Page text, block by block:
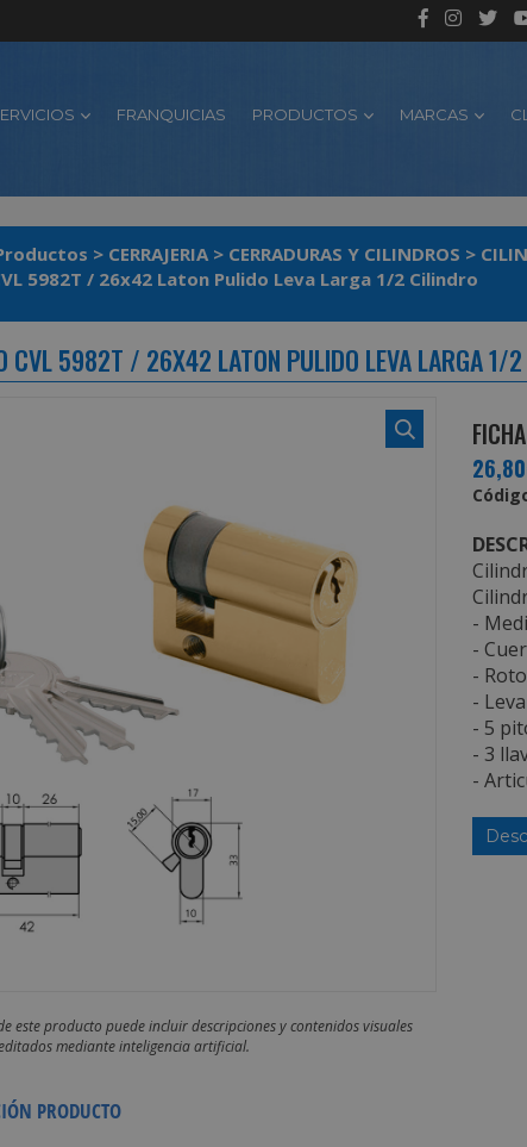
FRANQUICIAS PRODUCTOS MARCAS
> CERRAJERIA > CERRADURAS Y CILINDROS >
5982T / 26x42 Laton Pulido Leva Larga 1/2 Cilindro
CVL 5982T / 26X42 LATON PULIDO LEVA LARGA 1/2
este producto puede incluir descripciones y contenidos visuales
mediante inteligencia artificial.
PRODUCTO
-
-
-
-
- 5
- 3
-